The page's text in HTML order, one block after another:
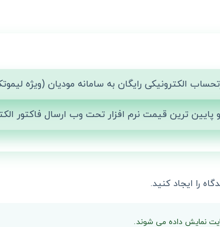
الکترونیکی رایگان به سامانه مودیان (ویژه
پایین ترین قیمت نرم افزار تحت وب ارسال فاکتور
را ایجاد کنید.
نمایش داده می شوند.